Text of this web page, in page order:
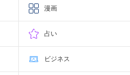
漫画
占い
ビジネス